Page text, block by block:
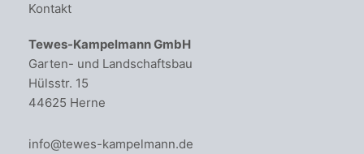
Kontakt
Tewes-Kampelmann GmbH
Garten- und Landschaftsbau
Hülsstr. 15
44625 Herne
info@tewes-kampelmann.de